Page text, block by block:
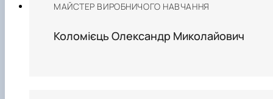
МАЙСТЕР ВИРОБНИЧОГО НАВЧАННЯ
Коломієць Олександр Миколайович